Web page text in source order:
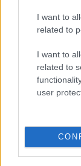
I want to
related to
I want to
related to
user